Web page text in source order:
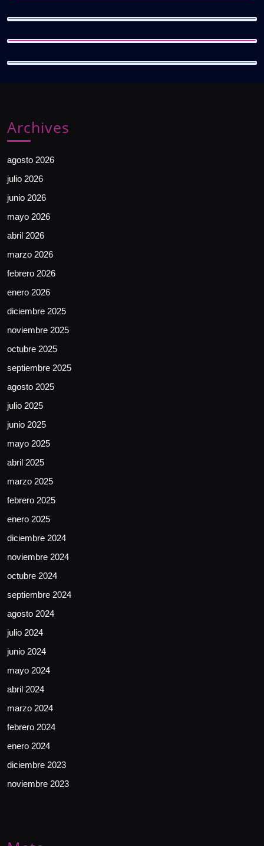
Archives
agosto 2026
julio 2026
junio 2026
mayo 2026
abril 2026
marzo 2026
febrero 2026
enero 2026
diciembre 2025
noviembre 2025
octubre 2025
septiembre 2025
agosto 2025
julio 2025
junio 2025
mayo 2025
abril 2025
marzo 2025
febrero 2025
enero 2025
diciembre 2024
noviembre 2024
octubre 2024
septiembre 2024
agosto 2024
julio 2024
junio 2024
mayo 2024
abril 2024
marzo 2024
febrero 2024
enero 2024
diciembre 2023
noviembre 2023